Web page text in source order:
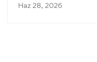
Haz 28, 2026